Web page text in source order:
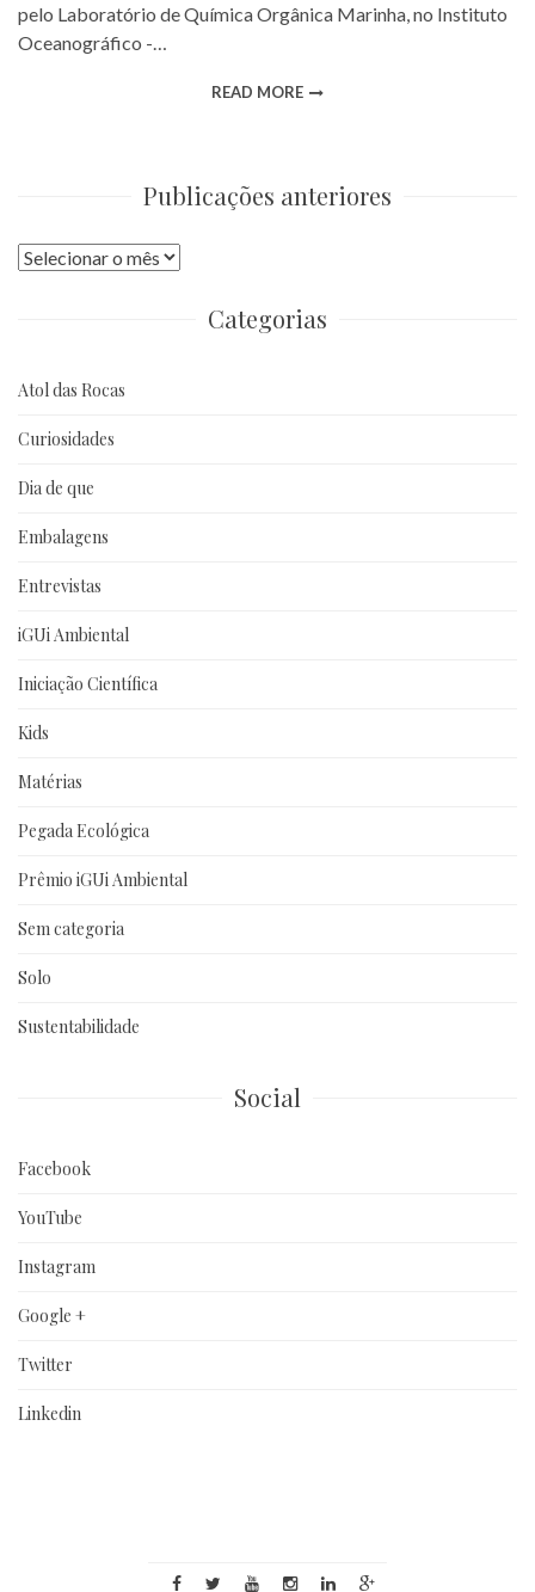
pelo Laboratório de Química Orgânica Marinha, no Instituto
Oceanográfico -…
READ MORE
Publicações anteriores
Publicações
Categorias
Atol das Rocas
Curiosidades
Dia de que
Embalagens
Entrevistas
iGUi Ambiental
Iniciação Científica
Kids
Matérias
Pegada Ecológica
Prêmio iGUi Ambiental
Sem categoria
Solo
Sustentabilidade
Social
Facebook
YouTube
Instagram
Google +
Twitter
Linkedin